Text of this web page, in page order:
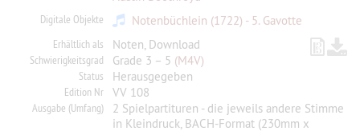
Digitale Objekte Notenbüchlein (1722) - 5. Gavotte
Erhältlich als Noten, Download
Schwierigkeitsgrad Grade 3 – 5 (M4V)
Status Herausgegeben
Edition Nr VV 108
Ausgabe (Umfang)
2 Spielpartituren - die jeweils andere Stimme
in Kleindruck, BACH-Format (230mm x